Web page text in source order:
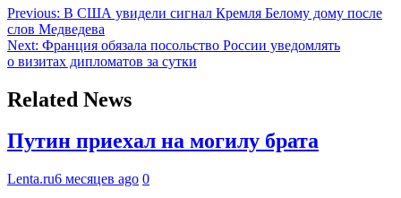
Previous: В США увидели сигнал Кремля Белому дому после
слов Медведева
Next: Франция обязала посольство России уведомлять
о визитах дипломатов за сутки
Related News
Путин приехал на могилу брата
Lenta.ru6 месяцев ago 0